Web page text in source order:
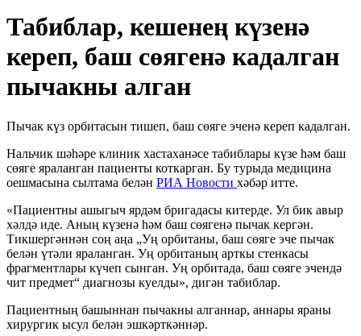
Табиблар, кешенең күзенә
кереп, баш сөягенә кадалган
пычакны алган
Пычак күз орбитасын тишеп, баш сөяге эченә кереп кадалган.
Нальчик шәһәре клиник хастаханәсе табиблары күзе һәм баш
сөяге яраланган пациенты коткарган. Бу турыда медицина
оешмасына сылтама белән РИА Новости хәбәр итте.
«Пациентны ашыгыч ярдәм бригадасы китерде. Ул бик авыр
хәлдә иде. Аның күзенә һәм баш сөягенә пычак кергән.
Тикшергәннән соң аңа „Уң орбитаны, баш сөяге эче пычак
белән үтәли яраланган. Уң орбитаның арткы стенкасы
фрагментлары күчеп сынган. Уң орбитада, баш сөяге эчендә
чит предмет“ диагнозы куелды», дигән табиблар.
Пациентның башыннан пычакны алганнар, аннары яраны
хирургик ысул белән эшкәрткәннәр.